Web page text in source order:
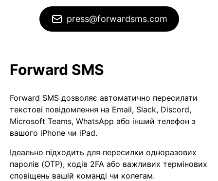
press@forwardsms.com
Forward SMS
Forward SMS дозволяє автоматично пересилати
текстові повідомлення на Email, Slack, Discord,
Microsoft Teams, WhatsApp або інший телефон з
вашого iPhone чи iPad.
Ідеально підходить для пересилки одноразових
паролів (OTP), кодів 2FA або важливих термінових
сповіщень вашій команді чи колегам.